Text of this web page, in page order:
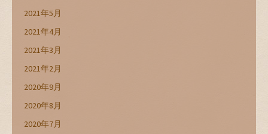
2021年5月
2021年4月
2021年3月
2021年2月
2020年9月
2020年8月
2020年7月